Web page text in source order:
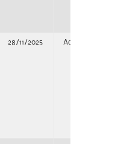
28/11/2025 Adjudicación